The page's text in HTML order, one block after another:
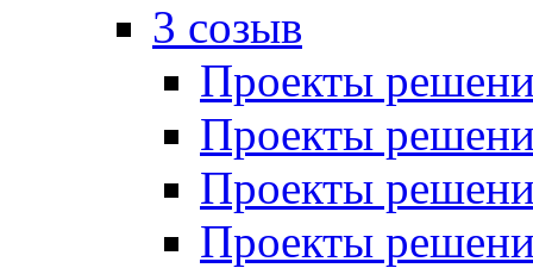
3 созыв
Проекты
Проекты
Проекты
Проекты